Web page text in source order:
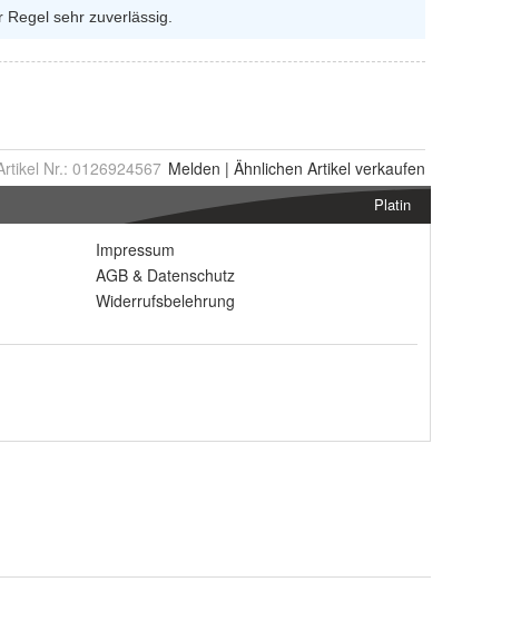
Nr.: 0126924567 Melden | Ähnlichen Artikel verkaufen
Platin
Impressum
AGB & Datenschutz
Widerrufsbelehrung